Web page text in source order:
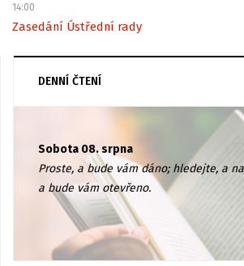
14:00
Zasedání Ústřední rady
DENNÍ ČTENÍ
Sobota 08. srpna
Proste, a bude vám dáno; hledejte, a
a bude vám otevřeno.